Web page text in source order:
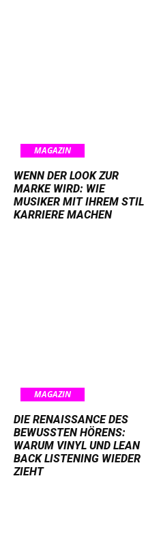
MAGAZIN
WENN DER LOOK ZUR
MARKE WIRD: WIE
MUSIKER MIT IHREM STIL
KARRIERE MACHEN
MAGAZIN
DIE RENAISSANCE DES
BEWUSSTEN HÖRENS:
WARUM VINYL UND LEAN
BACK LISTENING WIEDER
ZIEHT